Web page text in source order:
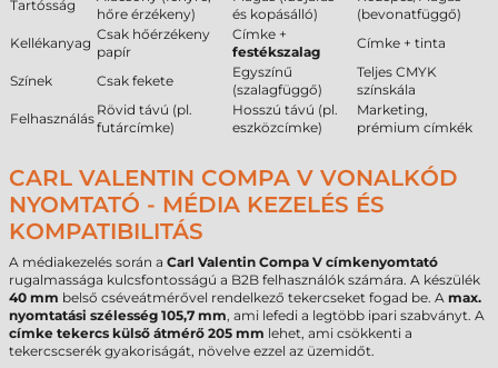
Tartósság
hőre érzékeny)
és kopásálló)
(bevonatfüggő)
Kellékanyag
Csak hőérzékeny
papír
Címke +
festékszalag
Címke + tinta
Színek Csak fekete
Egyszínű
(szalagfüggő)
Teljes CMYK
színskála
Felhasználás
Rövid távú (pl.
futárcímke)
Hosszú távú (pl.
eszközcímke)
Marketing,
prémium címkék
CARL VALENTIN COMPA V VONALKÓD
NYOMTATÓ - MÉDIA KEZELÉS ÉS
KOMPATIBILITÁS
A médiakezelés során a Carl Valentin Compa V címkenyomtató
rugalmassága kulcsfontosságú a B2B felhasználók számára. A készülék
40 mm belső cséveátmérővel rendelkező tekercseket fogad be. A max.
nyomtatási szélesség 105,7 mm, ami lefedi a legtöbb ipari szabványt. A
címke tekercs külső átmérő 205 mm lehet, ami csökkenti a
tekercscserék gyakoriságát, növelve ezzel az üzemidőt.